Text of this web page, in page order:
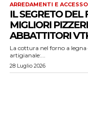
ARREDAMENTI E
IL SEGRETO
MIGLIORI
ABBATTITORI
La cottura nel forno a
artigianale:...
28 Luglio 2026